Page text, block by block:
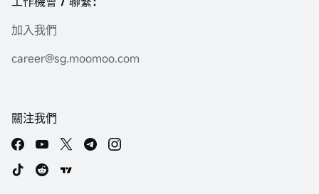
加入我們
career@sg.moomoo.com
關注我們